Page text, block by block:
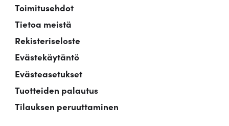
Toimitusehdot
Tietoa meistä
Rekisteriseloste
Evästekäytäntö
Evästeasetukset
Tuotteiden palautus
Tilauksen peruuttaminen